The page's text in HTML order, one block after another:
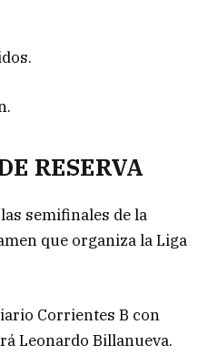
RESERVA
semifinales de la
que organiza la Liga
Corrientes B con
Leonardo Billanueva.